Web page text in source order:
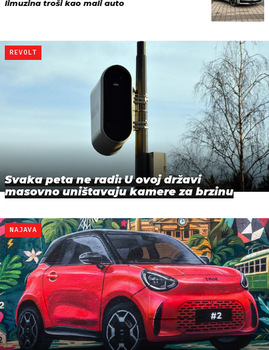
limuzina troši kao mali auto
REVOLT
Svaka peta ne radi: U ovoj državi
masovno uništavaju kamere za brzinu
NAJAVA